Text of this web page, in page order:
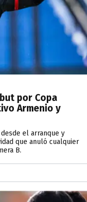
por Copa
Armenio y
el arranque y
que anuló cualquier
B.